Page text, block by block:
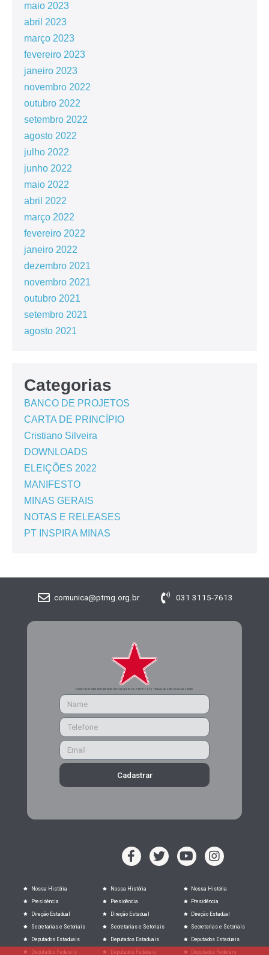
maio 2023
abril 2023
março 2023
fevereiro 2023
janeiro 2023
novembro 2022
outubro 2022
setembro 2022
agosto 2022
julho 2022
junho 2022
maio 2022
abril 2022
março 2022
fevereiro 2022
janeiro 2022
dezembro 2021
novembro 2021
outubro 2021
setembro 2021
agosto 2021
Categorias
BANCO DE PROJETOS
CARTA DE PRINCÍPIO
Cristiano Silveira
DOWNLOADS
ELEIÇÕES 2022
MANIFESTO
MINAS GERAIS
NOTAS E RELEASES
PT INSPIRA MINAS
comunica@ptmg.org.br 031 3115-7613
CADASTRE-SE PARA RECEBER MAIS INFORMAÇÕES DO PARTIDO DOS TRABALHADORES DE MINAS GERAIS
Cadastrar
Nossa História
Presidência
Direção Estadual
Secretarias e Setoriais
Deputados Estaduais
Deputados Federais
Nossa História
Presidência
Direção Estadual
Secretarias e Setoriais
Deputados Estaduais
Deputados Federais
Nossa História
Presidência
Direção Estadual
Secretarias e Setoriais
Deputados Estaduais
Deputados Federais